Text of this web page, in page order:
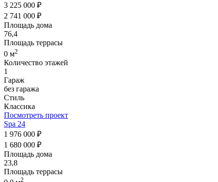
3 225 000 ₽
2 741 000 ₽
Площадь дома
76,4
Площадь террасы
0 м2
Количество этажей
1
Гараж
без гаража
Стиль
Классика
Посмотреть проект
Spa 24
1 976 000 ₽
1 680 000 ₽
Площадь дома
23,8
Площадь террасы
2